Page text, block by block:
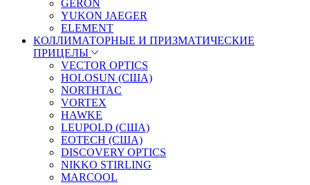
GERON
YUKON JAEGER
ELEMENT
КОЛЛИМАТОРНЫЕ И ПРИЗМАТИЧЕСКИЕ
ПРИЦЕЛЫ
VECTOR OPTICS
HOLOSUN (США)
NORTHTAC
VORTEX
HAWKE
LEUPOLD (США)
EOTECH (США)
DISCOVERY OPTICS
NIKKO STIRLING
MARCOOL